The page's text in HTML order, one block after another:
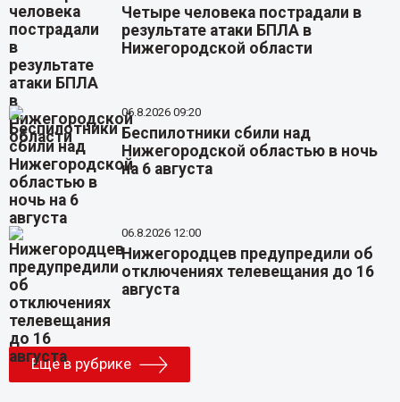
Четыре человека пострадали в
результате атаки БПЛА в
Нижегородской области
06.8.2026 09:20
Беспилотники сбили над
Нижегородской областью в ночь
на 6 августа
06.8.2026 12:00
Нижегородцев предупредили об
отключениях телевещания до 16
августа
Еще в рубрике